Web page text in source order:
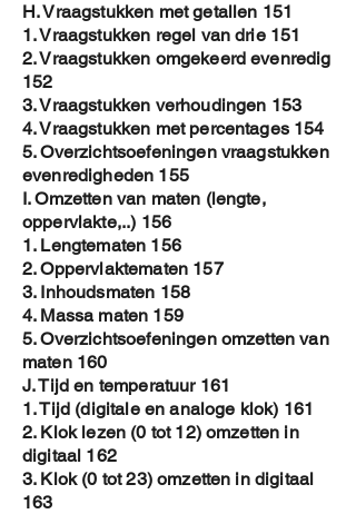
H. Vraagstukken met getallen 151
1. Vraagstukken regel van drie 151
2. Vraagstukken omgekeerd evenredig
152
3. Vraagstukken verhoudingen 153
4. Vraagstukken met percentages 154
5. Overzichtsoefeningen vraagstukken
evenredigheden 155
I. Omzetten van maten (lengte,
oppervlakte,..) 156
1. Lengtematen 156
2. Oppervlaktematen 157
3. Inhoudsmaten 158
4. Massa maten 159
5. Overzichtsoefeningen omzetten van
maten 160
J. Tijd en temperatuur 161
1. Tijd (digitale en analoge klok) 161
2. Klok lezen (0 tot 12) omzetten in
digitaal 162
3. Klok (0 tot 23) omzetten in digitaal
163